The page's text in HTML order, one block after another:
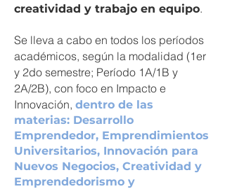
creatividad y trabajo en equipo.
Se lleva a cabo en todos los períodos
académicos, según la modalidad (1er
y 2do semestre; Período 1A/1B y
2A/2B), con foco en Impacto e
Innovación, dentro de las
materias: Desarrollo
Emprendedor, Emprendimientos
Universitarios, Innovación para
Nuevos Negocios, Creatividad y
Emprendedorismo y